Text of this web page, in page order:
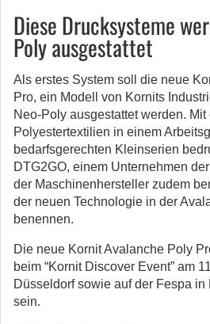
Diese Drucksysteme
Poly ausgestattet
Als erstes System soll die neue
Pro, ein Modell von Kornits
Neo-Poly ausgestattet werden.
Polyestertextilien in einem
bedarfsgerechten Kleinserien
DTG2GO, einem Unternehmen
der Maschinenhersteller zudem
der neuen Technologie in der
benennen.
Die neue Kornit Avalanche Poly
beim “Kornit Discover Event” am
Düsseldorf sowie auf der Fespa in
sein.